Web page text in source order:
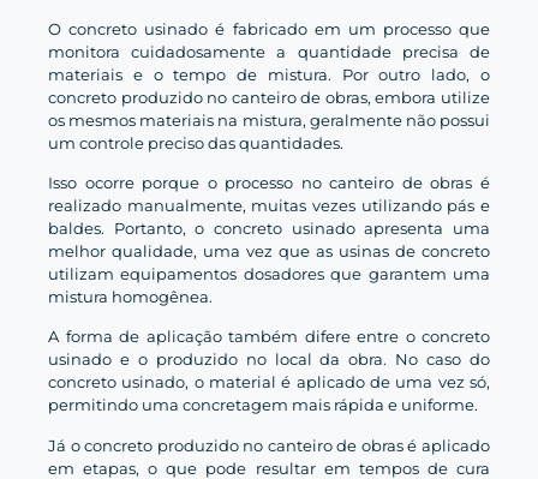
O concreto usinado é fabricado em um processo que
monitora cuidadosamente a quantidade precisa de
materiais e o tempo de mistura. Por outro lado, o
concreto produzido no canteiro de obras, embora utilize
os mesmos materiais na mistura, geralmente não possui
um controle preciso das quantidades.
Isso ocorre porque o processo no canteiro de obras é
realizado manualmente, muitas vezes utilizando pás e
baldes. Portanto, o concreto usinado apresenta uma
melhor qualidade, uma vez que as usinas de concreto
utilizam equipamentos dosadores que garantem uma
mistura homogênea.
A forma de aplicação também difere entre o concreto
usinado e o produzido no local da obra. No caso do
concreto usinado, o material é aplicado de uma vez só,
permitindo uma concretagem mais rápida e uniforme.
Já o concreto produzido no canteiro de obras é aplicado
em etapas, o que pode resultar em tempos de cura